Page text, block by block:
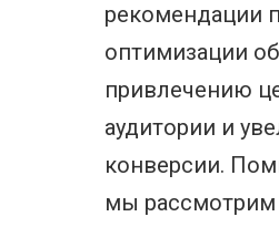
рекомендации
оптимизации
привлечению
аудитории и
конверсии.
мы